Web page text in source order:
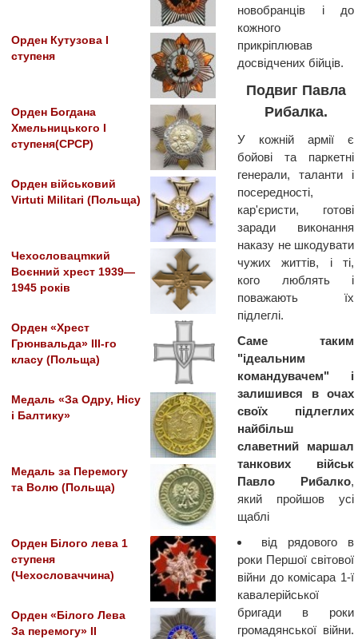
Орден Кутузова I
ступеня
Орден Богдана
Хмельницького І
ступеня(СРСР)
Орден військовий
Virtuti Militari (Польща)
Чехословацmкий
Воєнний хрест 1939—
1945 років
Орден «Хрест
Грюнвальда» III-го
класу (Польща)
Медаль «За Одру, Нісу
і Балтику»
Медаль за Перемогу
та Волю (Польща)
Орден Білого лева 1
ступеня
(Чехословаччина)
Орден «Білого Лева
За перемогу» ІІ
новобранців і до
кожного
прикріплював
досвідчених бійців.
Подвиг Павла
Рибалка.
У кожній армії є
бойові та паркетні
генерали, таланти і
посередності,
кар'єристи, готові
заради виконання
наказу не шкодувати
чужих життів, і ті,
кого люблять і
поважають їх
підлеглі.
Саме таким
"ідеальним
командувачем" і
залишився в очах
своїх підлеглих
найбільш
славетний маршал
танкових військ
Павло Рибалко,
який пройшов усі
щаблі
від рядового в
роки Першої світової
війни до комісара 1-ї
кавалерійської
бригади в роки
громадянської війни.